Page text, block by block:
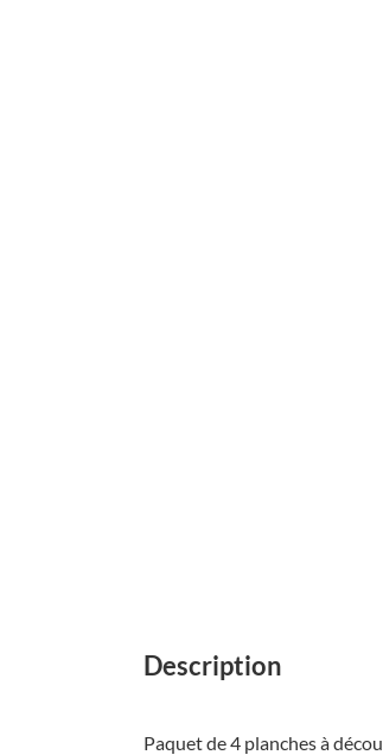
Description
Paquet de 4 planches à